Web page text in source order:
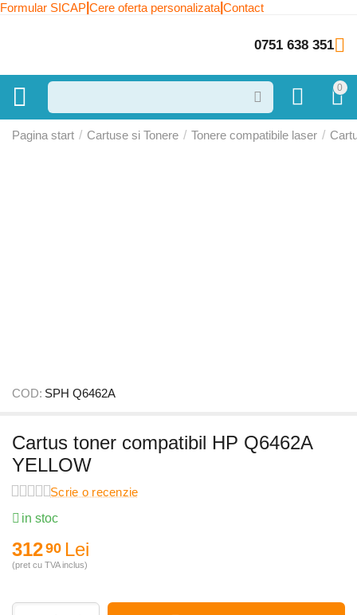
Formular SICAP Cere oferta personalizata Contact
0751 638 351
0
Pagina start / Cartuse si Tonere / Tonere compatibile laser /
COD: SPH Q6462A
Cartus toner compatibil HP Q6462A
YELLOW
Scrie o recenzie
in stoc
31290 Lei
(pret cu TVA inclus)